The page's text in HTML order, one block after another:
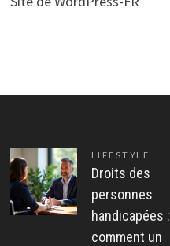
LIFESTYLE
Droits des
personnes
handicapées :
comment un